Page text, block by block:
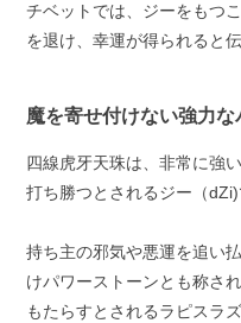
チベットでは、ジーをもつ
を退け、幸運が得られると
魔を寄せ付けない強力な
四線虎牙天珠は、非常に強
打ち勝つとされるジー（dZi)
持ち主の邪気や悪運を追い
けパワーストーンとも称さ
もたらすとされるラピスラ